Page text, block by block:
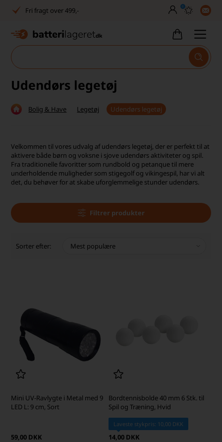
Dansk lager
30 dages returret
1040+ glade kunder på Trustpilot
Dag-til-dag levering
Fri fragt over 499,-
30 dages returret
Tlf. er lukket uge 27-32
0
Udendørs legetøj
Bolig & Have Legetøj Udendørs legetøj
Velkommen til vores udvalg af udendørs legetøj, der er perfekt til at
aktivere både børn og voksne i sjove udendørs aktiviteter og spil.
Fra traditionelle favoritter som rundbold og petanquetil mere
underholdende muligheder som stigegolf og vikingespil, har vi alt
det, du behøver for at skabe uforglemmelige stunder udendørs.
Filtrer produkter
Sorter efter:
Mini UV-Ravlygte i Metal med 9
LED L: 9 cm, Sort
59,00 DKK
Bordtennisbolde 40 mm 6 Stk. til
Spil og Træning, Hvid
Laveste stykpris: 10,00 DKK
14,00 DKK